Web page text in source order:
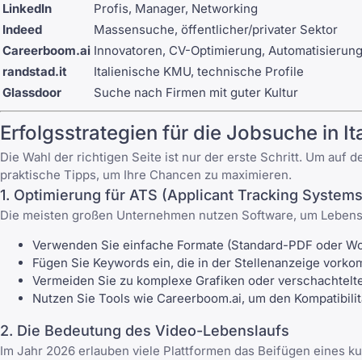
LinkedIn
Profis, Manager, Networking
Indeed
Massensuche, öffentlicher/privater Sektor
Careerboom.ai Innovatoren, CV-Optimierung, Automatisierung
randstad.it
Italienische KMU, technische Profile
Glassdoor
Suche nach Firmen mit guter Kultur
Erfolgsstrategien für die Jobsuche in
Die Wahl der richtigen Seite ist nur der erste Schritt. Um auf
praktische Tipps, um Ihre Chancen zu maximieren.
1. Optimierung für ATS (Applicant Tracking
Die meisten großen Unternehmen nutzen Software, um
Verwenden Sie einfache Formate (Standard-PDF oder
Fügen Sie Keywords ein, die in der Stellenanzeige
Vermeiden Sie zu komplexe Grafiken oder
Nutzen Sie Tools wie Careerboom.ai, um den
2. Die Bedeutung des Video-Lebenslaufs
Im Jahr 2026 erlauben viele Plattformen das Beifügen eines